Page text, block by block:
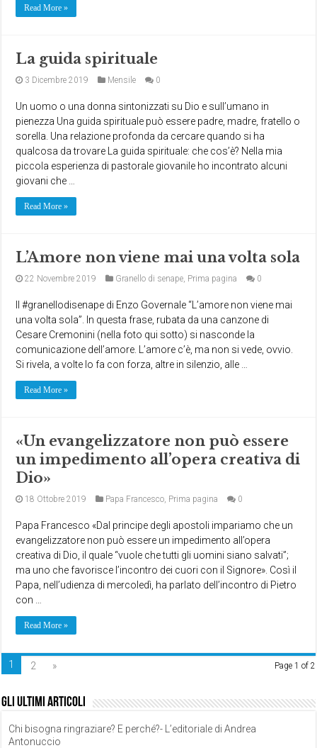
Read More »
La guida spirituale
3 Dicembre 2019 Mensile 0
Un uomo o una donna sintonizzati su Dio e sull’umano in
pienezza Una guida spirituale può essere padre, madre, fratello o
sorella. Una relazione profonda da cercare quando si ha
qualcosa da trovare La guida spirituale: che cos’è? Nella mia
piccola esperienza di pastorale giovanile ho incontrato alcuni
giovani che …
Read More »
L’Amore non viene mai una volta sola
22 Novembre 2019 Granello di senape, Prima pagina 0
Il #granellodisenape di Enzo Governale “L’amore non viene mai
una volta sola”. In questa frase, rubata da una canzone di
Cesare Cremonini (nella foto qui sotto) si nasconde la
comunicazione dell’amore. L’amore c’è, ma non si vede, ovvio.
Si rivela, a volte lo fa con forza, altre in silenzio, alle …
Read More »
«Un evangelizzatore non può essere
un impedimento all’opera creativa di
Dio»
18 Ottobre 2019 Papa Francesco, Prima pagina 0
Papa Francesco «Dal principe degli apostoli impariamo che un
evangelizzatore non può essere un impedimento all’opera
creativa di Dio, il quale “vuole che tutti gli uomini siano salvati”;
ma uno che favorisce l’incontro dei cuori con il Signore». Così il
Papa, nell’udienza di mercoledì, ha parlato dell’incontro di Pietro
con …
Read More »
Page 1 of 2
1 2 »
Gli ultimi articoli
Chi bisogna ringraziare? E perché?- L’editoriale di Andrea
Antonuccio